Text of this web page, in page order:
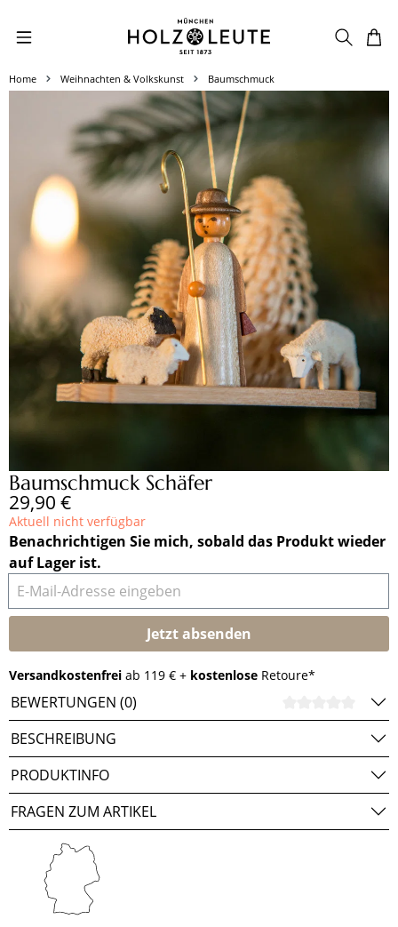
Zum Hauptinhalt springen
Home Weihnachten & Volkskunst Baumschmuck
Baumschmuck Schäfer
Regulärer Preis:
29,90 €
Aktuell nicht verfügbar
Benachrichtigen Sie mich, sobald das Produkt wieder
auf Lager ist.
E-Mail-Adresse eingeben
Jetzt absenden
Versandkostenfrei ab 119 € + kostenlose Retoure*
BEWERTUNGEN (0)
BESCHREIBUNG
PRODUKTINFO
FRAGEN ZUM ARTIKEL
Bildergalerie überspringen